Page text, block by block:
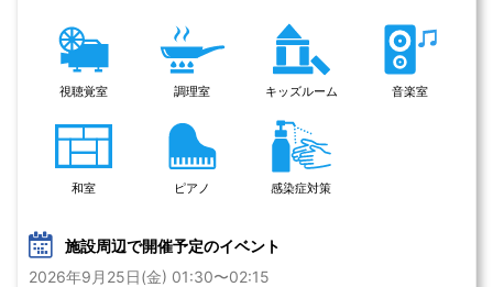
視聴覚室 調理室 キッズルーム 音楽室
和室 ピアノ 感染症対策
施設周辺で開催予定のイベント
2026年9月25日(金) 01:30〜02:15